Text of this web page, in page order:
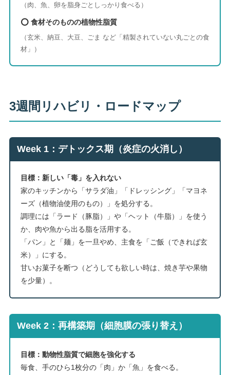
（肉、魚、卵を脂身ごとしっかり食べる）
⭕️ 食材そのものの植物性脂質
（玄米、納豆、大豆、ごま など「精製されていない丸ごとの食
材」）
3週間リハビリ・ロードマップ
Week 1：デトックス期（炎症の火消し）
目標：新しい「毒」を入れない
家のキッチンから「サラダ油」「ドレッシング」「マヨネ
ーズ（植物油使用のもの）」を処分する。
調理には「ラード（豚脂）」や「ヘット（牛脂）」を使う
か、肉や魚から出る脂を活用する。
「パン」と「麺」を一旦やめ、主食を「ご飯（できれば玄
米）」にする。
甘いお菓子を断つ（どうしても欲しい時は、焼き芋や果物
を少量）。
Week 2：再構築期（細胞膜の張り替え）
目標：動物性脂質で細胞を強化する
毎食、手のひら1枚分の「肉」か「魚」を食べる。